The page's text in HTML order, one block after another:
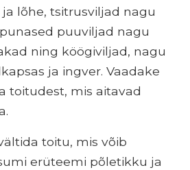
lõhe, tsitrusviljad nagu
puuviljad nagu
ning köögiviljad, nagu
ja ingver. Vaadake
toitudest, mis aitavad
toitu, mis võib
erüteemi põletikku ja